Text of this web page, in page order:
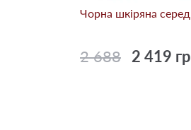
Чорна шкіряна
2 688 2 419